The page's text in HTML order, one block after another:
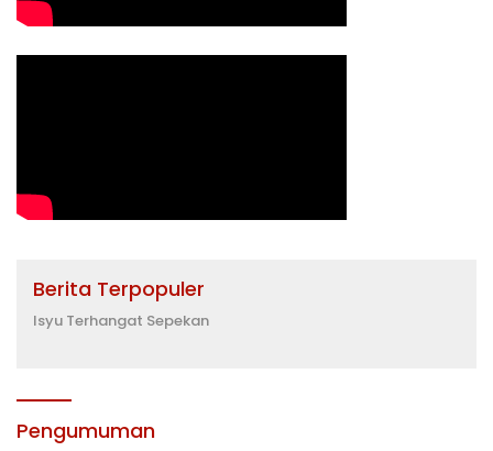
Berita Terpopuler
Isyu Terhangat Sepekan
Pengumuman